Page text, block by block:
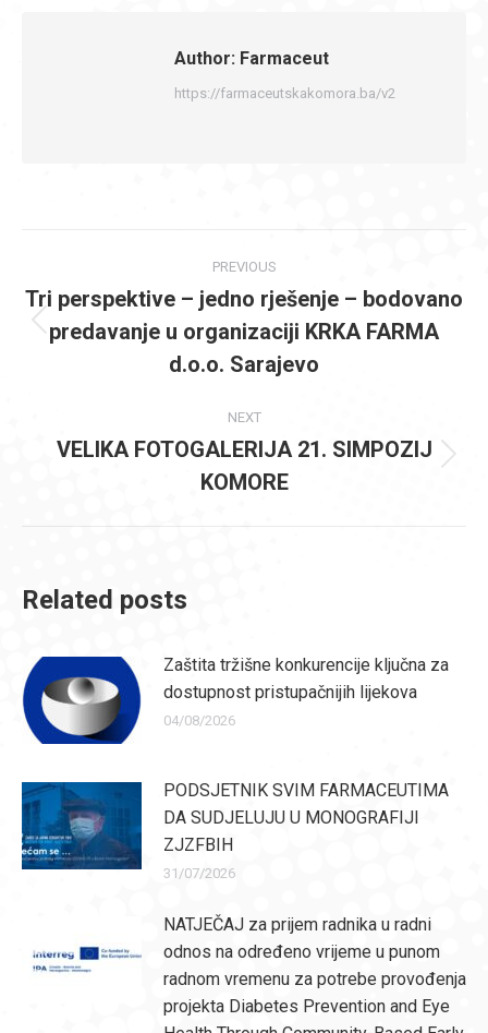
Author: Farmaceut
https://farmaceutskakomora.ba/v2
navigation
PREVIOUS
Previous
post:
Tri perspektive – jedno rješenje – bodovano
predavanje u organizaciji KRKA FARMA
d.o.o. Sarajevo
NEXT
post:
VELIKA FOTOGALERIJA 21. SIMPOZIJ
KOMORE
Related posts
Zaštita tržišne konkurencije ključna za
dostupnost pristupačnijih lijekova
04/08/2026
PODSJETNIK SVIM FARMACEUTIMA
DA SUDJELUJU U MONOGRAFIJI
ZJZFBIH
31/07/2026
NATJEČAJ za prijem radnika u radni
odnos na određeno vrijeme u punom
radnom vremenu za potrebe provođenja
projekta Diabetes Prevention and Eye